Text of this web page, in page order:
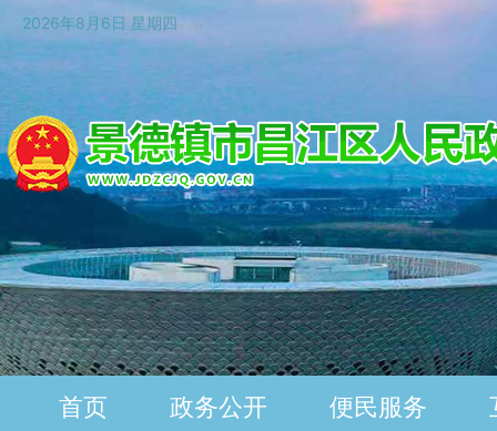
2026年8月6日 星期四
首页 政务公开 便民服务